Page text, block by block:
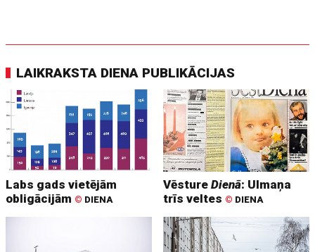
LAIKRAKSTA DIENA PUBLIKĀCIJAS
Labs gads vietējām
obligācijām © DIENA
VēstureDienā: Ulmaņa
trīs veltes © DIENA